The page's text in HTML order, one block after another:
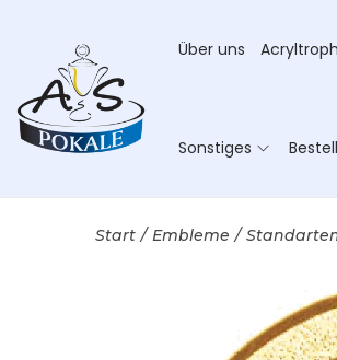
Über uns
Sonstiges
Start / Embleme /